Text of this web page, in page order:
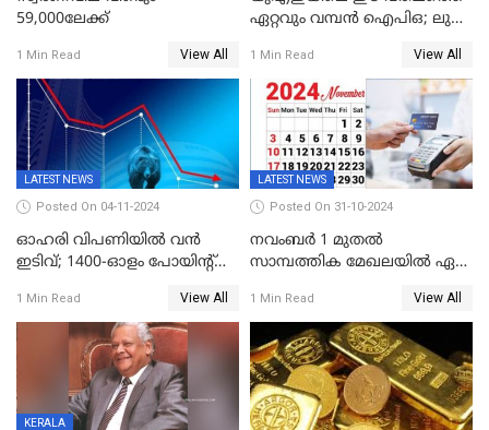
59,000ലേക്ക്
1 Min Read View All
ഏറ്റവും വമ്പൻ ഐപിഒ; ലുലു
സമാപനം,വൻ ഡിമാൻഡ്;
വിൽപന 30
ശതമാനത്തിലേക്ക് ഉയർത്തി
1 Min Read View All
LATEST NEWS
Posted On 04-11-2024
ഓഹരി വിപണിയിൽ വൻ
ഇടിവ്; 1400-ഓളം പോയിൻ്റ്
സെൻസെക്സ്;രൂപയുടെ
മൂല്യം വീണ്ടും റെക്കോര്‍ഡ്
താഴ്ചയില്‍
1 Min Read View All
LATEST NEWS
Posted On 31-10-2024
നവംബർ 1 മുതൽ
സാമ്പത്തിക മേഖലയിൽ ഏഴ്
ടിക്കറ്റ് ബുക്കിംഗ് മുതൽ
എൽപിജി വരെ...
1 Min Read View All
KERALA